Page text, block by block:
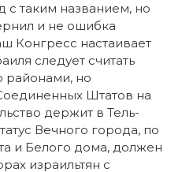
с таким названием, но
и не ошибка
Конгресс настаивает
следует считать
районами, но
Штатов на
держит в Тель-
Вечного города, по
и Белого дома, должен
израильтян с